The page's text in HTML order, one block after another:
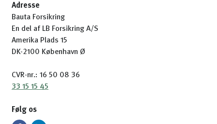
Adresse
Bauta Forsikring
En del af LB Forsikring A/S
Amerika Plads 15
DK-2100 København Ø
CVR-nr.: 16 50 08 36
33 15 15 45
Følg os